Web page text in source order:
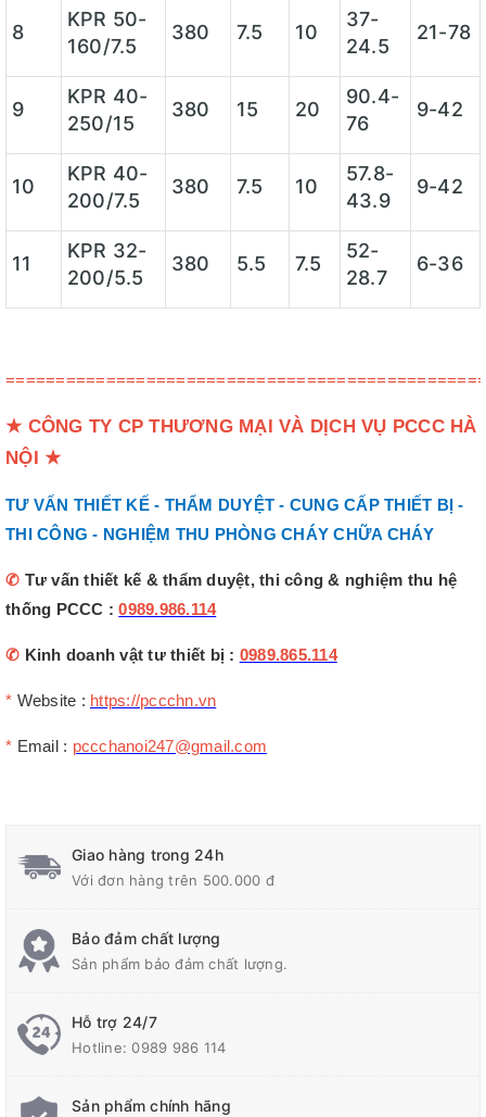
8
KPR 50-
160/7.5
380 7.5 10
37-
24.5
21-78
9
KPR 40-
250/15
380 15 20
90.4-
76
9-42
10
KPR 40-
200/7.5
380 7.5 10
57.8-
43.9
9-42
11
KPR 32-
200/5.5
380 5.5 7.5
52-
28.7
6-36
★ CÔNG TY CP THƯƠNG MẠI VÀ DỊCH VỤ PCCC HÀ
NỘI ★
TƯ VẤN THIẾT KẾ - THẨM DUYỆT - CUNG CẤP THIẾT BỊ -
THI CÔNG - NGHIỆM THU PHÒNG CHÁY CHỮA CHÁY
✆ Tư vấn thiết kế & thẩm duyệt, thi công & nghiệm thu hệ
thống PCCC :0989.986.114
✆ Kinh doanh vật tư thiết bị : 0989.865.114
* Website : https://pccchn.vn
* Email : pccchanoi247@gmail.com
Giao hàng trong 24h
Với đơn hàng trên 500.000 đ
Bảo đảm chất lượng
Sản phẩm bảo đảm chất lượng.
Hỗ trợ 24/7
Hotline:0989 986 114
Sản phẩm chính hãng